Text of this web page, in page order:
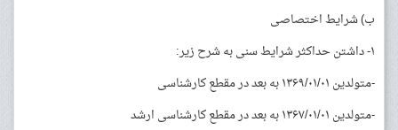
ب) شرایط اختصاصی
۱- داشتن حداکثر شرایط سنی به شرح زیر:
-متولدین ۱۳۶۹/۰۱/۰۱ به بعد در مقطع کارشناسی
-متولدین ۱۳۶۷/۰۱/۰۱ به بعد در مقطع کارشناسی ارشد